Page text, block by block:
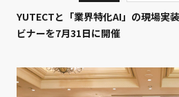
YUTECTと「業界特化AI」の現場実
ビナーを7月31日に開催